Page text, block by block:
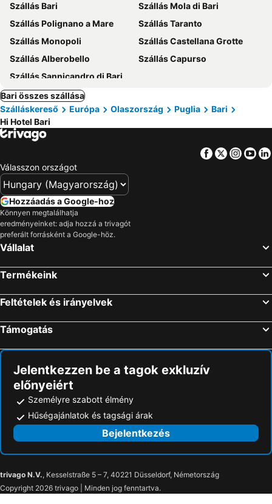
Szállás Bari
Szállás Mola di Bari
Szállás Polignano a Mare
Szállás Taranto
Szállás Monopoli
Szállás Castellana Grotte
Szállás Alberobello
Szállás Capurso
Szállás Sannicandro di Bari
Bari összes szállása
Szálláskereső
Európa Olaszország Puglia
Bari
Hi Hotel Bari
Facebook
Twitter
Válasszon országot
Hozzáadás a Google-hoz
Könnyen megtalálhatja
eredményeinket: adja hozzá a trivagót
preferált forrásként a Google-höz.
Vállalat
Termékeink
Feltételek és irányelvek
Támogatás
Jelentkezzen be a tagok exkluzív
előnyeiért
Személyre szabott élmény
Hűségajánlatok és tagsági árak
Bejelentkezés
trivago N.V., Kesselstraße 5 – 7, 40221 Düsseldorf, Németország
Copyright 2026 trivago | Minden jog fenntartva.